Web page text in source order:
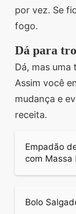
por vez. Se
fogo.
Dá para
Dá, mas uma
Assim você
mudança e
receita.
Empadão
com Massa
Bolo